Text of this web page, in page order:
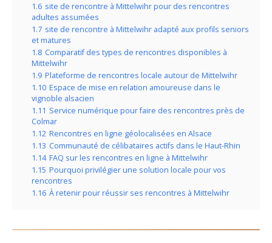
1.6 site de rencontre à Mittelwihr pour des rencontres
adultes assumées
1.7 site de rencontre à Mittelwihr adapté aux profils seniors
et matures
1.8 Comparatif des types de rencontres disponibles à
Mittelwihr
1.9 Plateforme de rencontres locale autour de Mittelwihr
1.10 Espace de mise en relation amoureuse dans le
vignoble alsacien
1.11 Service numérique pour faire des rencontres près de
Colmar
1.12 Rencontres en ligne géolocalisées en Alsace
1.13 Communauté de célibataires actifs dans le Haut-Rhin
1.14 FAQ sur les rencontres en ligne à Mittelwihr
1.15 Pourquoi privilégier une solution locale pour vos
rencontres
1.16 À retenir pour réussir ses rencontres à Mittelwihr